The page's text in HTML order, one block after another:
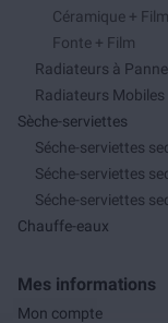
Céramique + Film
Fonte + Film
Radiateurs à
Radiateurs Mobiles
Sèche-serviettes
Séche-serviettes
Séche-serviettes
Séche-serviettes
Chauffe-eaux
Mes informations
Mon compte